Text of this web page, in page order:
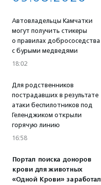
Автовладельцы Камчатки
могут получить стикеры
о правилах добрососедства
с бурыми медведями
18:02
Для родственников
пострадавших в результате
атаки беспилотников под
Геленджиком открыли
горячую линию
16:58
Портал поиска доноров
крови для животных
«Одной Крови» заработал